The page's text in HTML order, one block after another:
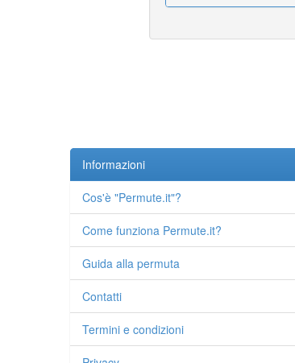
Informazioni
Cos'è "Permute.it"?
Come funziona Permute.it?
Guida alla permuta
Contatti
Termini e condizioni